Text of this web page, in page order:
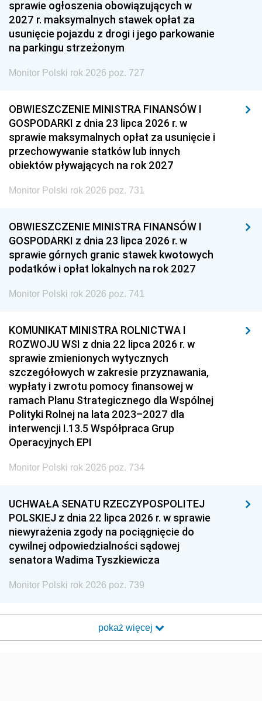
sprawie ogłoszenia obowiązujących w
2027 r. maksymalnych stawek opłat za
usunięcie pojazdu z drogi i jego parkowanie
na parkingu strzeżonym
Monitor Polski rok 2026 poz. 727
OBWIESZCZENIE MINISTRA FINANSÓW I
GOSPODARKI z dnia 23 lipca 2026 r. w
sprawie maksymalnych opłat za usunięcie i
przechowywanie statków lub innych
obiektów pływających na rok 2027
Monitor Polski rok 2026 poz. 731
OBWIESZCZENIE MINISTRA FINANSÓW I
GOSPODARKI z dnia 23 lipca 2026 r. w
sprawie górnych granic stawek kwotowych
podatków i opłat lokalnych na rok 2027
Monitor Polski rok 2026 poz. 741
KOMUNIKAT MINISTRA ROLNICTWA I
ROZWOJU WSI z dnia 22 lipca 2026 r. w
sprawie zmienionych wytycznych
szczegółowych w zakresie przyznawania,
wypłaty i zwrotu pomocy finansowej w
ramach Planu Strategicznego dla Wspólnej
Polityki Rolnej na lata 2023–2027 dla
interwencji I.13.5 Współpraca Grup
Operacyjnych EPI
Monitor Polski rok 2026 poz. 734
UCHWAŁA SENATU RZECZYPOSPOLITEJ
POLSKIEJ z dnia 22 lipca 2026 r. w sprawie
niewyrażenia zgody na pociągnięcie do
cywilnej odpowiedzialności sądowej
senatora Wadima Tyszkiewicza
Monitor Polski rok 2026 poz. 739
pokaż więcej